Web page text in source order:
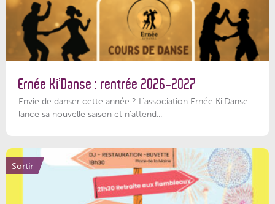
Ernée Ki’Danse : rentrée 2026-2027
Envie de danser cette année ? L'association Ernée Ki'Danse
lance sa nouvelle saison et n'attend...
Sortir